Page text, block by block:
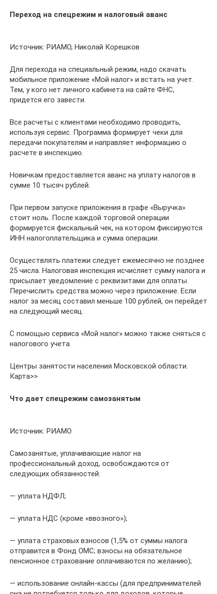
Переход на спецрежим и налоговый аванс
Источник: РИАМО, Николай Корешков
Для перехода на специальный режим, надо скачать
мобильное приложение «Мой налог» и встать на учет.
Тем, у кого нет личного кабинета на сайте ФНС,
придется его завести.
Все расчеты с клиентами необходимо проводить,
используя сервис. Программа формирует чеки для
передачи покупателям и направляет информацию о
расчете в инспекцию.
Новичкам предоставляется аванс на уплату налогов в
сумме 10 тысяч рублей.
При первом запуске приложения в графе «Выручка»
стоит ноль. После каждой торговой операции
формируется фискальный чек, на котором фиксируются
ИНН налогоплательщика и сумма операции.
Осуществлять платежи следует ежемесячно не позднее
25 числа. Налоговая инспекция исчисляет сумму налога и
присылает уведомление с реквизитами для оплаты.
Перечислить средства можно через приложение. Если
налог за месяц составил меньше 100 рублей, он перейдет
на следующий месяц.
С помощью сервиса «Мой налог» можно также сняться с
налогового учета.
Центры занятости населения Московской области.
Карта>>
Что дает спецрежим самозанятым
Источник: РИАМО
Самозанятые, уплачивающие налог на
профессиональный доход, освобождаются от
следующих обязанностей:
— уплата НДФЛ;
— уплата НДС (кроме «ввозного»);
— уплата страховых взносов (1,5% от суммы налога
отправится в Фонд ОМС; взносы на обязательное
пенсионное страхование оплачиваются по желанию);
— использование онлайн-кассы (для предпринимателей